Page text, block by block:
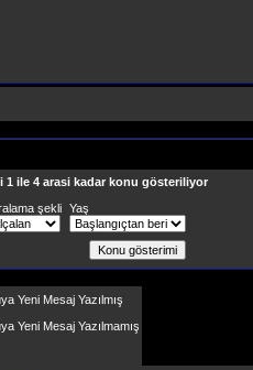
1 ile 4 arasi kadar konu gösteriliyor
şekli Yaş
Yeni Mesaj Yazılmış
Yeni Mesaj Yazılmamış